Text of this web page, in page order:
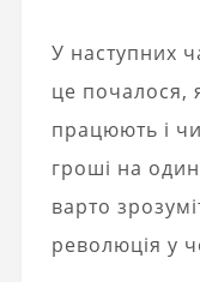
У наступних
це почалося,
працюють і
гроші на
варто
революція у